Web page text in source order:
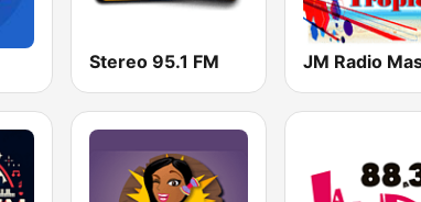
Stereo 95.1 FM